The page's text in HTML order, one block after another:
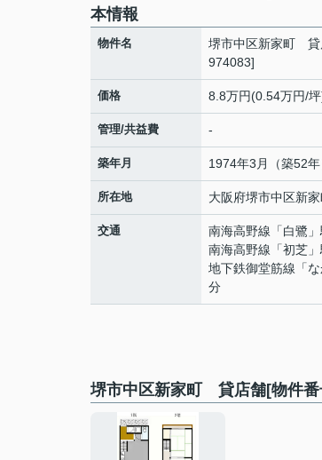
本情報
物件名
堺市中区新家町 貸
974083]
価格 8.8万円(0.54万円/
管理/共益費 -
築年月 1974年3月（築52年
所在地 大阪府堺市中区新
交通 南海高野線 「白鷺
南海高野線 「初芝
地下鉄御堂筋線 「
分
堺市中区新家町 貸店舗[物件番